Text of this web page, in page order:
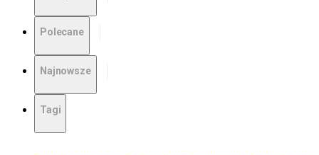
Polecane
Najnowsze
Tagi